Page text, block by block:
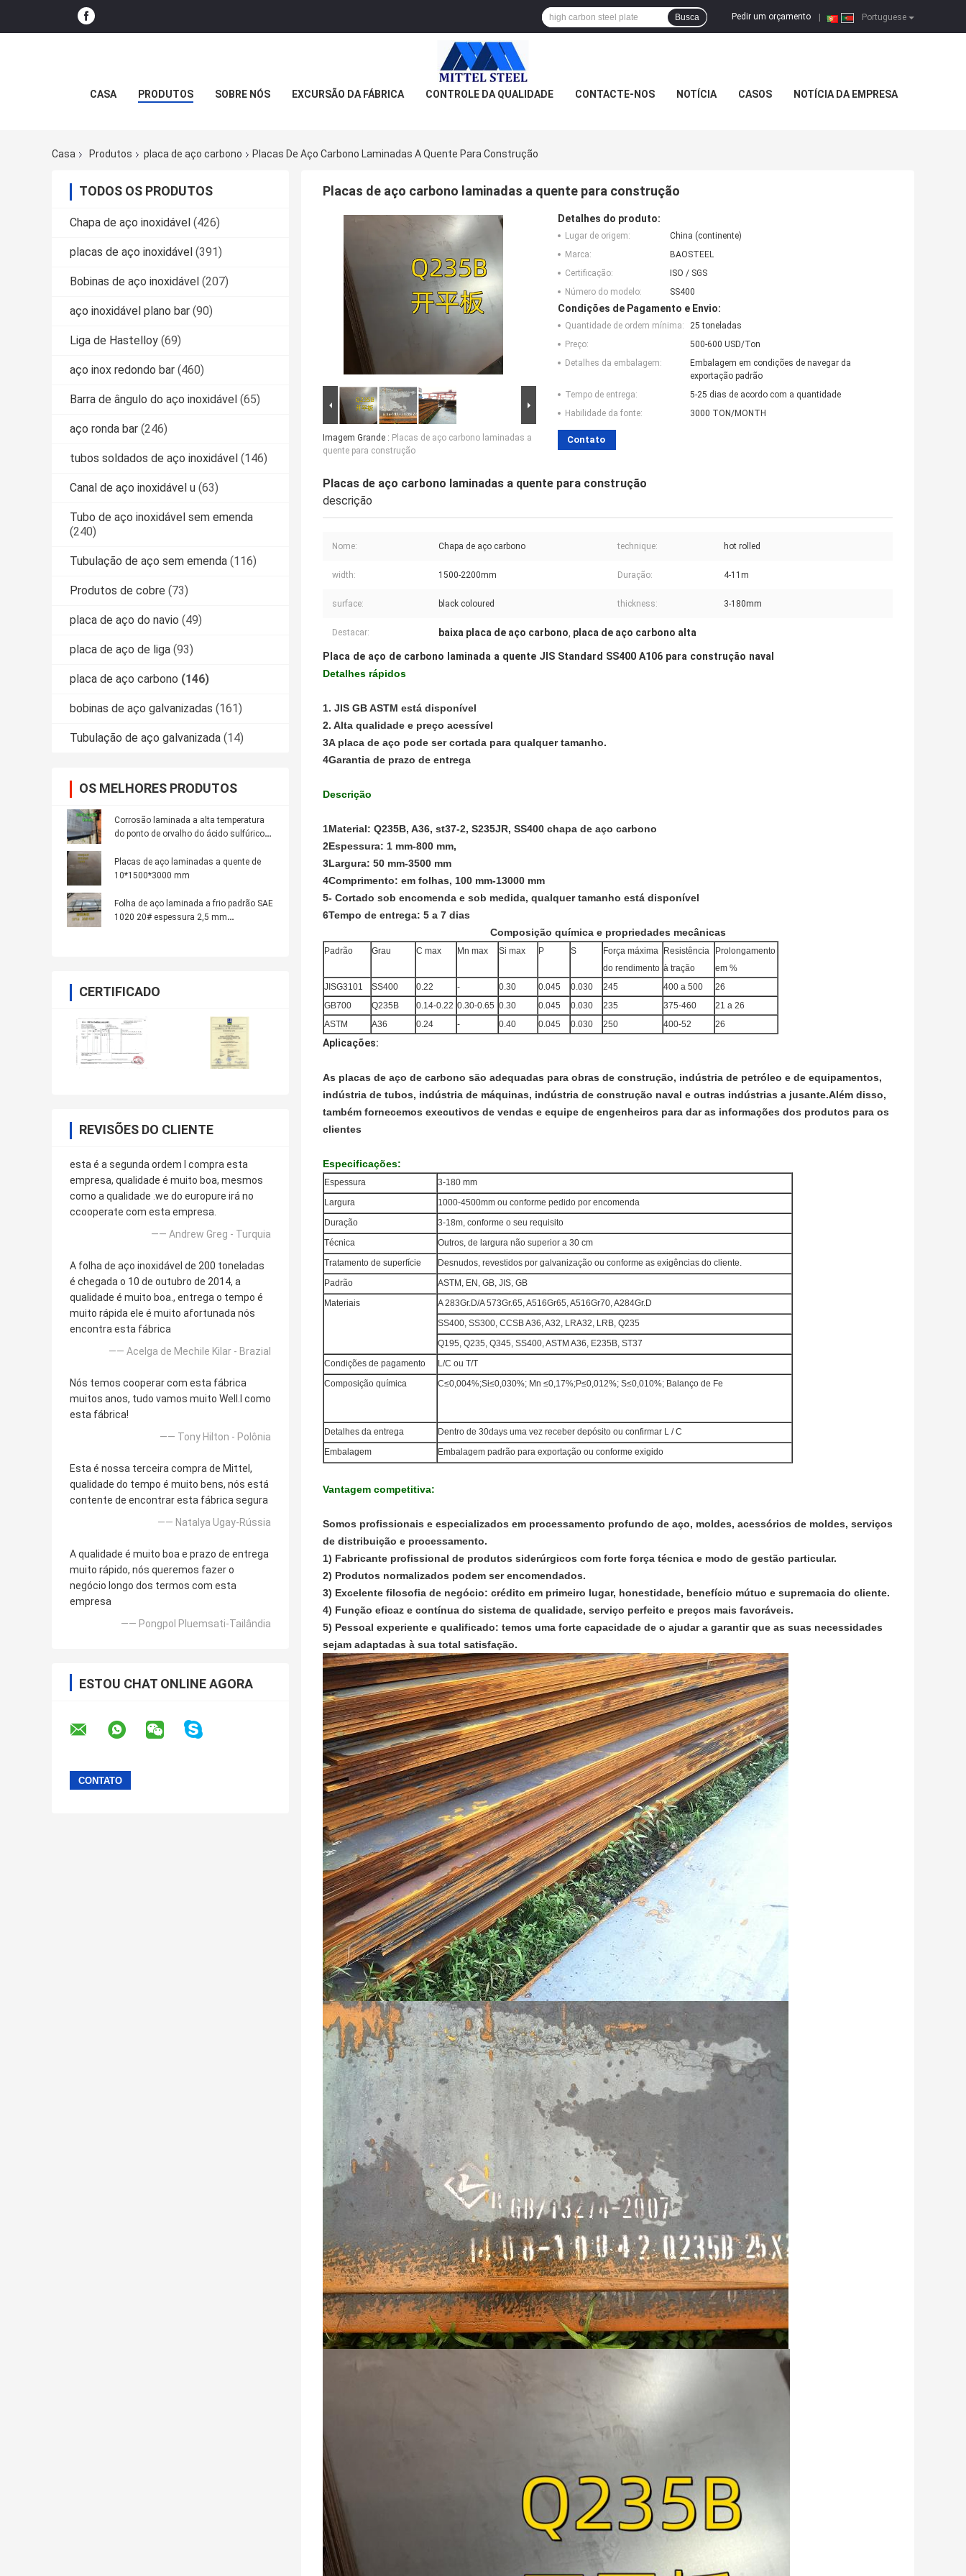
Portuguese
Pedir um orçamento
Busca
CASA PRODUTOS SOBRE NÓS EXCURSÃO DA FÁBRICA CONTROLE DA QUALIDADE CONTACTE-NOS NOTÍCIA CASOS NOTÍCIA DA EMPRESA
Casa Produtos placa de aço carbono Placas De Aço Carbono Laminadas A Quente Para Construção
TODOS OS PRODUTOS
Chapa de aço inoxidável (426)
placas de aço inoxidável (391)
Bobinas de aço inoxidável (207)
aço inoxidável plano bar (90)
Liga de Hastelloy (69)
aço inox redondo bar (460)
Barra de ângulo do aço inoxidável (65)
aço ronda bar (246)
tubos soldados de aço inoxidável (146)
Canal de aço inoxidável u (63)
Tubo de aço inoxidável sem emenda
(240)
Tubulação de aço sem emenda (116)
Produtos de cobre (73)
placa de aço do navio (49)
placa de aço de liga (93)
placa de aço carbono (146)
bobinas de aço galvanizadas (161)
Tubulação de aço galvanizada (14)
OS MELHORES PRODUTOS
Corrosão laminada a alta temperatura
do ponto de orvalho do ácido sulfúrico
aço do ND da categoria 09CrCuSb da
placa EN10025-2
Placas de aço laminadas a quente de
10*1500*3000 mm
Folha de aço laminada a frio padrão SAE
1020 20# espessura 2,5 mm
CERTIFICADO
REVISÕES DO CLIENTE
esta é a segunda ordem l compra esta
empresa, qualidade é muito boa, mesmos
como a qualidade .we do europure irá no
ccooperate com esta empresa.
—— Andrew Greg - Turquia
A folha de aço inoxidável de 200 toneladas
é chegada o 10 de outubro de 2014, a
qualidade é muito boa., entrega o tempo é
muito rápida ele é muito afortunada nós
encontra esta fábrica
—— Acelga de Mechile Kilar - Brazial
Nós temos cooperar com esta fábrica
muitos anos, tudo vamos muito Well.l como
esta fábrica!
—— Tony Hilton - Polônia
Esta é nossa terceira compra de Mittel,
qualidade do tempo é muito bens, nós está
contente de encontrar esta fábrica segura
—— Natalya Ugay-Rússia
A qualidade é muito boa e prazo de entrega
muito rápido, nós queremos fazer o
negócio longo dos termos com esta
empresa
—— Pongpol Pluemsati-Tailândia
ESTOU CHAT ONLINE AGORA
Placas de aço carbono laminadas a quente para construção
Imagem Grande : Placas de aço carbono laminadas a
quente para construção
Detalhes do produto:
Lugar de origem:
China (continente)
Marca:
BAOSTEEL
Certificação:
ISO / SGS
Número do modelo:
SS400
Condições de Pagamento e Envio:
Quantidade de ordem mínima:
25 toneladas
Preço:
500-600 USD/Ton
Detalhes da embalagem:
Embalagem em condições de navegar da
exportação padrão
Tempo de entrega:
5-25 dias de acordo com a quantidade
Habilidade da fonte:
3000 TON/MONTH
Contato
Placas de aço carbono laminadas a quente para construção
descrição
Nome: Chapa de aço carbono technique: hot rolled
width: 1500-2200mm Duração: 4-11m
surface: black coloured thickness: 3-180mm
Destacar: baixa placa de aço carbono, placa de aço carbono alta
Placa de aço de carbono laminada a quente JIS Standard SS400 A106 para construção naval
Detalhes rápidos
1. JIS GB ASTM está disponível
2. Alta qualidade e preço acessível
3A placa de aço pode ser cortada para qualquer tamanho.
4Garantia de prazo de entrega
Descrição
1Material: Q235B, A36, st37-2, S235JR, SS400 chapa de aço carbono
2Espessura: 1 mm-800 mm,
3Largura: 50 mm-3500 mm
4Comprimento: em folhas, 100 mm-13000 mm
5- Cortado sob encomenda e sob medida, qualquer tamanho está disponível
6Tempo de entrega: 5 a 7 dias
Composição química e propriedades mecânicas
Padrão Grau C max Mn max Si max P S
Força máxima
do rendimento
Resistência
à tração
Prolongamento
em %
JISG3101
SS400 0.22 - 0.30 0.045 0.030 245 400 a 500
26
GB700
Q235B 0.14-0.22 0.30-0.65 0.30 0.045 0.030 235 375-460
21 a 26
ASTM
A36 0.24 - 0.40 0.045 0.030 250 400-52 26
Aplicações:
As placas de aço de carbono são adequadas para obras de construção, indústria de petróleo e de equipamentos,
indústria de tubos, indústria de máquinas, indústria de construção naval e outras indústrias a jusante.Além disso,
também fornecemos executivos de vendas e equipe de engenheiros para dar as informações dos produtos para os
clientes
Especificações:
Espessura
3-180 mm
Largura
1000-4500mm ou conforme pedido por encomenda
Duração
3-18m, conforme o seu requisito
Técnica
Outros, de largura não superior a 30 cm
Tratamento de superfície
Desnudos, revestidos por galvanização ou conforme as exigências do cliente.
Padrão
ASTM, EN, GB, JIS, GB
Materiais
A 283Gr.D/A 573Gr.65, A516Gr65, A516Gr70, A284Gr.D
SS400, SS300, CCSB A36, A32, LRA32, LRB, Q235
Q195, Q235, Q345, SS400, ASTM A36, E235B, ST37
Condições de pagamento
L/C ou T/T
Composição química
C≤0,004%;Si≤0,030%; Mn ≤0,17%;P≤0,012%; S≤0,010%; Balanço de Fe
Detalhes da entrega
Dentro de 30days uma vez receber depósito ou confirmar L / C
Embalagem
Embalagem padrão para exportação ou conforme exigido
Vantagem competitiva:
Somos profissionais e especializados em processamento profundo de aço, moldes, acessórios de moldes, serviços
de distribuição e processamento.
1) Fabricante profissional de produtos siderúrgicos com forte força técnica e modo de gestão particular.
2) Produtos normalizados podem ser encomendados.
3) Excelente filosofia de negócio: crédito em primeiro lugar, honestidade, benefício mútuo e supremacia do cliente.
4) Função eficaz e contínua do sistema de qualidade, serviço perfeito e preços mais favoráveis.
5) Pessoal experiente e qualificado: temos uma forte capacidade de o ajudar a garantir que as suas necessidades
sejam adaptadas à sua total satisfação.